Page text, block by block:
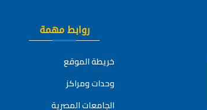
روابط مهمة
خريطة الموقع
وحدات ومراكز
الجامعات المصرية